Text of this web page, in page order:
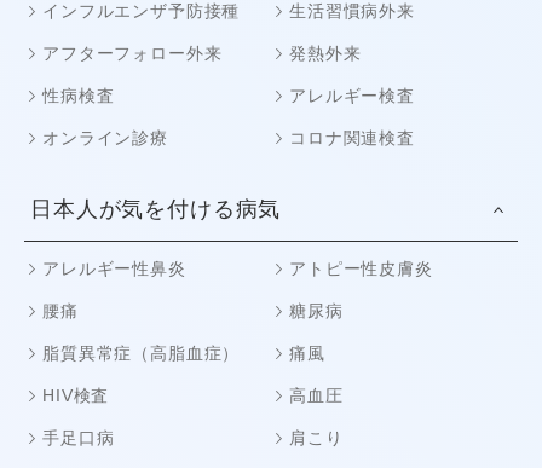
インフルエンザ予防接種 生活習慣病外来
アフターフォロー外来 発熱外来
性病検査 アレルギー検査
オンライン診療 コロナ関連検査
日本人が気を付ける病気
アレルギー性鼻炎 アトピー性皮膚炎
腰痛 糖尿病
脂質異常症（高脂血症） 痛風
HIV検査 高血圧
手足口病 肩こり